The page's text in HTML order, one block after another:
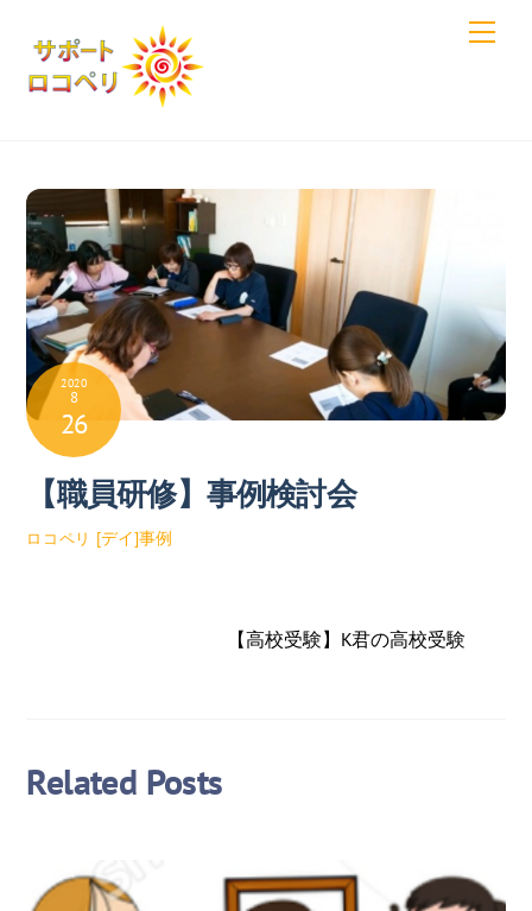
content
2020
8
26
【職員研修】事例検討会
ロコペリ [デイ]事例
【高校受験】K君の高校受験
Related Posts